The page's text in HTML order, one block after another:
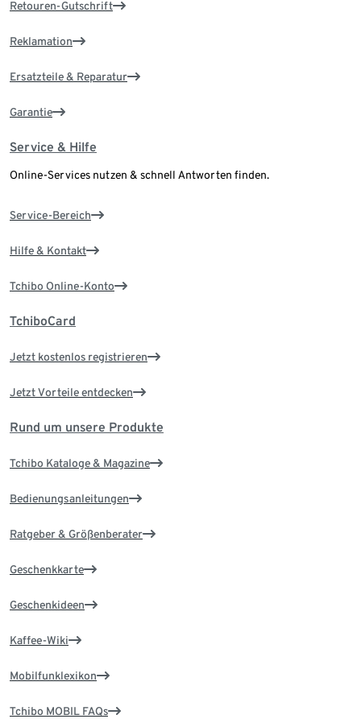
Retouren-Gutschrift
Reklamation
Ersatzteile & Reparatur
Garantie
Service & Hilfe
Online-Services nutzen & schnell Antworten finden.
Service-Bereich
Hilfe & Kontakt
Tchibo Online-Konto
TchiboCard
Jetzt kostenlos registrieren
Jetzt Vorteile entdecken
Rund um unsere Produkte
Tchibo Kataloge & Magazine
Bedienungsanleitungen
Ratgeber & Größenberater
Geschenkkarte
Geschenkideen
Kaffee-Wiki
Mobilfunklexikon
Tchibo MOBIL FAQs